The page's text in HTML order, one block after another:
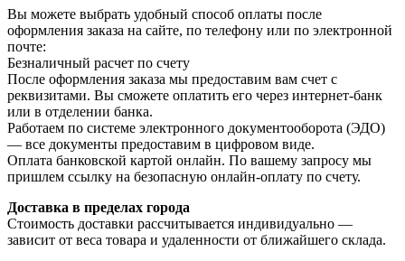
Вы можете выбрать удобный способ оплаты после
оформления заказа на сайте, по телефону или по электронной
почте:
Безналичный расчет по счету
После оформления заказа мы предоставим вам счет с
реквизитами. Вы сможете оплатить его через интернет-банк
или в отделении банка.
Работаем по системе электронного документооборота (ЭДО)
— все документы предоставим в цифровом виде.
Оплата банковской картой онлайн. По вашему запросу мы
пришлем ссылку на безопасную онлайн-оплату по счету.
Доставка в пределах города
Стоимость доставки рассчитывается индивидуально —
зависит от веса товара и удаленности от ближайшего склада.